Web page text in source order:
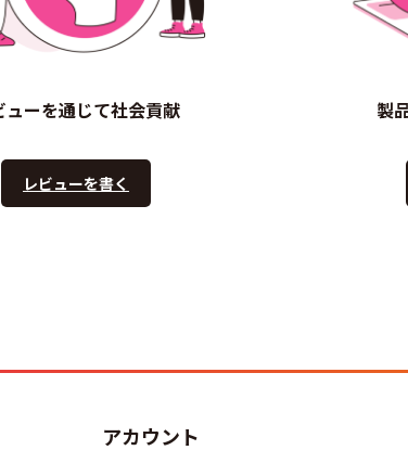
ューを通じて社会貢献
レビューを書く
製
アカウント